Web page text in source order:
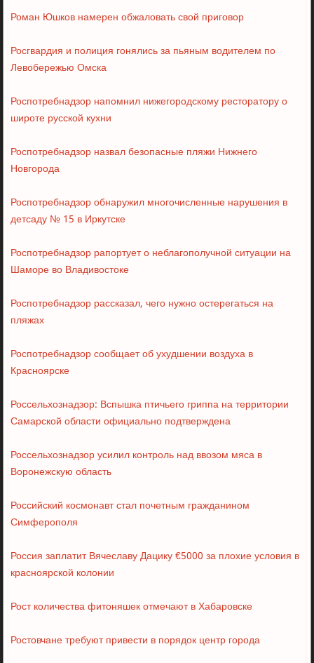
Роман Юшков намерен обжаловать свой приговор
Росгвардия и полиция гонялись за пьяным водителем по
Левобережью Омска
Роспотребнадзор напомнил нижегородскому ресторатору о
широте русской кухни
Роспотребнадзор назвал безопасные пляжи Нижнего
Новгорода
Роспотребнадзор обнаружил многочисленные нарушения в
детсаду № 15 в Иркутске
Роспотребнадзор рапортует о неблагополучной ситуации на
Шаморе во Владивостоке
Роспотребнадзор рассказал, чего нужно остерегаться на
пляжах
Роспотребнадзор сообщает об ухудшении воздуха в
Красноярске
Россельхознадзор: Вспышка птичьего гриппа на территории
Самарской области официально подтверждена
Россельхознадзор усилил контроль над ввозом мяса в
Воронежскую область
Российский космонавт стал почетным гражданином
Симферополя
Россия заплатит Вячеславу Дацику €5000 за плохие условия в
красноярской колонии
Рост количества фитоняшек отмечают в Хабаровске
Ростовчане требуют привести в порядок центр города